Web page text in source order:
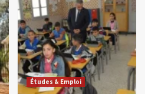
Études & Emploi